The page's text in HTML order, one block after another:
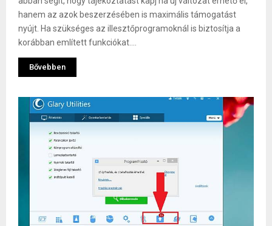
hanem az azok beszerzésében is maximális támogatást
nyújt. Ha szükséges az illesztőprogramoknál is biztosítja a
korábban említett funkciókat....
Bővebben